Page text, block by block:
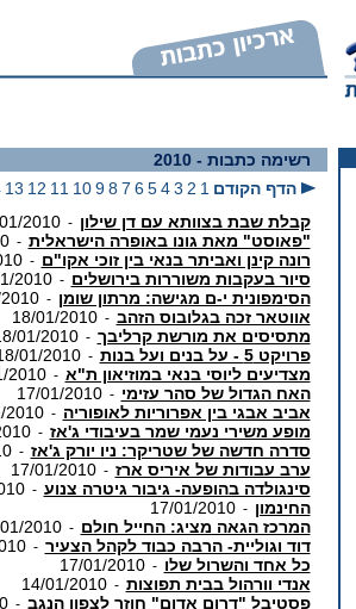
רשימה כתבות - 2010
הדף הקודם 1
2
3
4
5
6
7
8
9
10
11
12
13
קבלת שבת בצוותא עם דן שילון -
2010
"פאוסט" מאת גונו באופרה הישראלית -
רונה קינן ואביתר בנאי בין זוכי אקו"ם -
סיור בעקבות משוררות בירושלים -
2010
הסימפונית י-ם מגישה: מרתון שומן -
אווטאר זכה בגלובוס הזהב -
18/01/2010
מתסיסים את מורשת קרליבך -
01/2010
פרויקט 5 - על בנים ועל בנות
-
01/2010
מצדיעים ליוסי בנאי במוזיאון ת"א -
2010
האח הגדול של סהר עזימי -
17/01/2010
אביב אבגי בין אפרוריות לאופוריה -
2010
מופע משירי נעמי שמר בעיבודי ג'אז -
סדרה חדשה של שטריקר: ניו יורק ג'אז -
ערב עבודות של איריס ארז -
17/01/2010
סינגולדה בהופעה- גיבור גיטרה צנוע -
החינמון -
17/01/2010
המרכז הגאה מציג: החייל חולם -
2010
דוד וגוליית- הרבה כבוד לקהל הצעיר -
כל אחד והשרול שלו -
17/01/2010
אנדי וורהול בבית תפוצות -
14/01/2010
פסטיבל "דרום אדום" חוזר לצפון הנגב -